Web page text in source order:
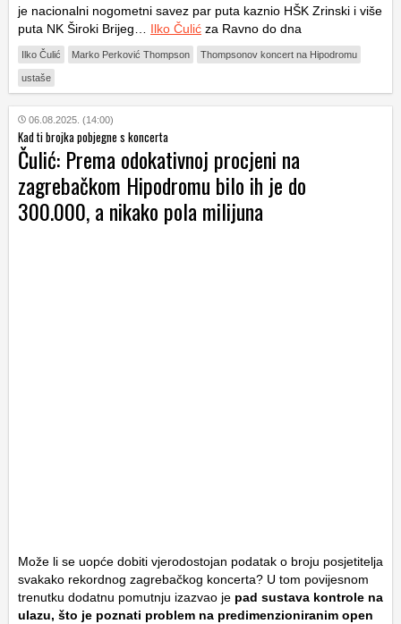
je nacionalni nogometni savez par puta kaznio HŠK Zrinski i više
puta NK Široki Brijeg… Ilko Čulić za Ravno do dna
Ilko Čulić Marko Perković Thompson Thompsonov koncert na Hipodromu
ustaše
06.08.2025. (14:00)
Kad ti brojka pobjegne s koncerta
Čulić: Prema odokativnoj procjeni na
zagrebačkom Hipodromu bilo ih je do
300.000, a nikako pola milijuna
Može li se uopće dobiti vjerodostojan podatak o broju posjetitelja
svakako rekordnog zagrebačkog koncerta? U tom povijesnom
trenutku dodatnu pomutnju izazvao je pad sustava kontrole na
ulazu, što je poznati problem na predimenzioniranim open